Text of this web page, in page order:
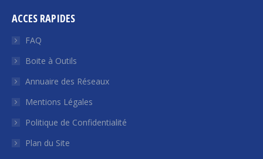
Facebook
s'ouvre
une
nouvelle
fenêtre
Twitter
s'ouvre
une
nouvelle
fenêtre
YouTube
une
nouvelle
fenêtre
LinkedIn
une
nouvelle
fenêtre
nouvelle
fenêtre
ACCES RAPIDES
FAQ
Boite à Outils
Annuaire des Réseaux
Mentions Légales
Politique de Confidentialité
Plan du Site